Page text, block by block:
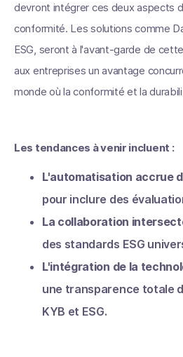
devront intégrer ces deux aspects
conformité. Les solutions comme
ESG, seront à l'avant-garde de
aux entreprises un avantage
monde où la conformité et la
Les tendances à venir incluent :
L'automatisation accrue
pour inclure des
La collaboration
des standards ESG
L'intégration de la
une transparence totale
KYB et ESG.